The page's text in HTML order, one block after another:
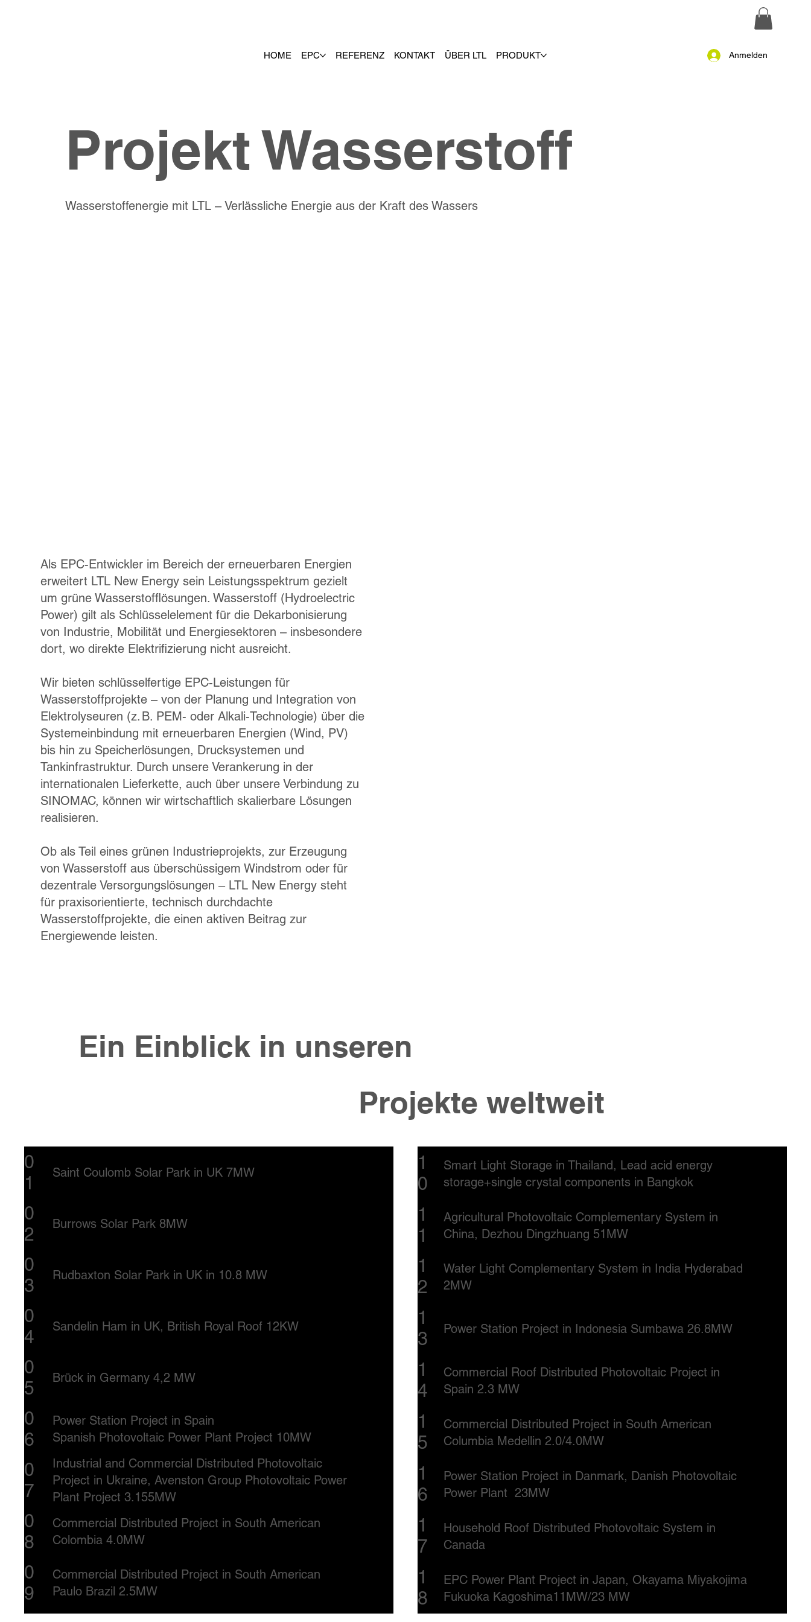
HOME EPC REFERENZ KONTAKT ÜBER LTL PRODUKT Anmelden
Projekt Wasserstoff
Wasserstoffenergie mit LTL – Verlässliche Energie aus der Kraft des Wassers
Als EPC-Entwickler im Bereich der erneuerbaren Energien
erweitert LTL New Energy sein Leistungsspektrum gezielt
um grüne Wasserstofflösungen. Wasserstoff (Hydroelectric
Power) gilt als Schlüsselelement für die Dekarbonisierung
von Industrie, Mobilität und Energiesektoren – insbesondere
dort, wo direkte Elektrifizierung nicht ausreicht.
Wir bieten schlüsselfertige EPC-Leistungen für
Wasserstoffprojekte – von der Planung und Integration von
Elektrolyseuren (z. B. PEM- oder Alkali-Technologie) über die
Systemeinbindung mit erneuerbaren Energien (Wind, PV)
bis hin zu Speicherlösungen, Drucksystemen und
Tankinfrastruktur. Durch unsere Verankerung in der
internationalen Lieferkette, auch über unsere Verbindung zu
SINOMAC, können wir wirtschaftlich skalierbare Lösungen
realisieren.
Ob als Teil eines grünen Industrieprojekts, zur Erzeugung
von Wasserstoff aus überschüssigem Windstrom oder für
dezentrale Versorgungslösungen – LTL New Energy steht
für praxisorientierte, technisch durchdachte
Wasserstoffprojekte, die einen aktiven Beitrag zur
Energiewende leisten.
Ein Einblick in unseren
Projekte weltweit
0
1
Saint Coulomb Solar Park in UK 7MW
0
2
Burrows Solar Park 8MW
0
3
Rudbaxton Solar Park in UK in 10.8 MW
0
4
Sandelin Ham in UK, British Royal Roof 12KW
0
5
Brück in Germany 4,2 MW
0
6
Power Station Project in Spain
Spanish Photovoltaic Power Plant Project 10MW
0
7
Industrial and Commercial Distributed Photovoltaic
Project in Ukraine, Avenston Group Photovoltaic Power
Plant Project 3.155MW
0
8
Commercial Distributed Project in South American
Colombia 4.0MW
0
9
Commercial Distributed Project in South American
Paulo Brazil 2.5MW
1
0
Smart Light Storage in Thailand, Lead acid energy
storage+single crystal components in Bangkok
1
1
Agricultural Photovoltaic Complementary System in
China, Dezhou Dingzhuang 51MW
1
2
Water Light Complementary System in India Hyderabad
2MW
1
3
Power Station Project in Indonesia Sumbawa 26.8MW
1
4
Commercial Roof Distributed Photovoltaic Project in
Spain 2.3 MW
1
5
Commercial Distributed Project in South American
Columbia Medellin 2.0/4.0MW
1
6
Power Station Project in Danmark, Danish Photovoltaic
Power Plant 23MW
1
7
Household Roof Distributed Photovoltaic System in
Canada
1
8
EPC Power Plant Project in Japan, Okayama Miyakojima
Fukuoka Kagoshima11MW/23 MW